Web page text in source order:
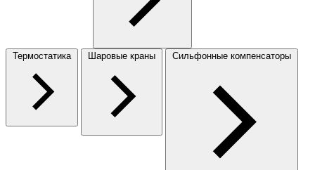
Термостатика Шаровые краны Сильфонные компенсаторы